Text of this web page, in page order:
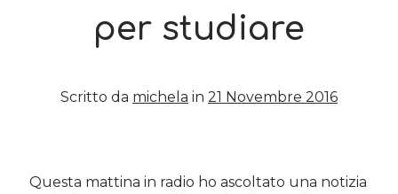
Post più recenti
29 Maggio 2026
12 Gennaio 2024
per studiare
Scritto da michela in 21 Novembre 2016
Questa mattina in radio ho ascoltato una notizia